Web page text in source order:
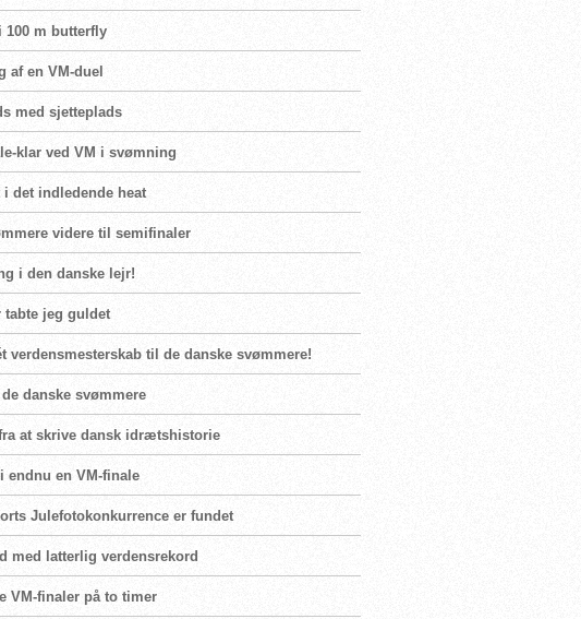
100 m butterfly
af en VM-duel
med sjetteplads
klar ved VM i svømning
i det indledende heat
videre til semifinaler
i den danske lejr!
tabte jeg guldet
verdensmesterskab til de danske svømmere!
danske svømmere
fra at skrive dansk idrætshistorie
endnu en VM-finale
Julefotokonkurrence er fundet
med latterlig verdensrekord
VM-finaler på to timer